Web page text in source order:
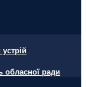
обласної ради